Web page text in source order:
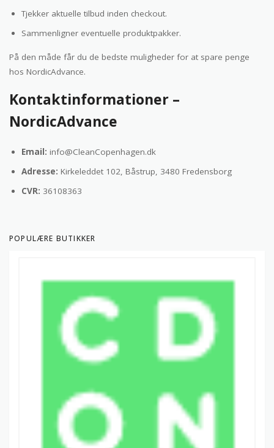
Tjekker aktuelle tilbud inden checkout.
Sammenligner eventuelle produktpakker.
På den måde får du de bedste muligheder for at spare penge
hos NordicAdvance.
Kontaktinformationer –
NordicAdvance
Email: info@CleanCopenhagen.dk
Adresse: Kirkeleddet 102, Båstrup, 3480 Fredensborg
CVR: 36108363
POPULÆRE BUTIKKER